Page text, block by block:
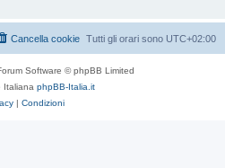
Tutti gli orari sono UTC+02:00
Cancella cookie
Software © phpBB Limited
Italiana phpBB-Italia.it
| Condizioni